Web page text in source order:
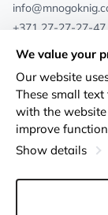
+371 27-27-27-47
Rīga, Augusta
About us
Stores
Shipping and
Loyalty Cards
We value your
Our website
These small
with the
improve
Show details